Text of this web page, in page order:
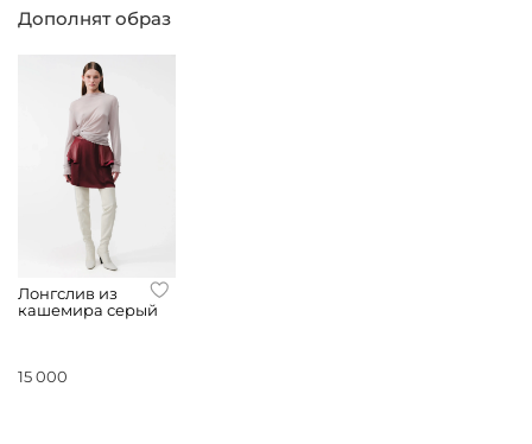
Дополнят образ
Лонгслив из
кашемира серый
15 000